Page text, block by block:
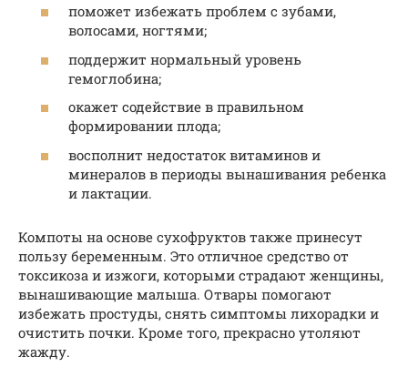
поможет избежать проблем с зубами,
волосами, ногтями;
поддержит нормальный уровень
гемоглобина;
окажет содействие в правильном
формировании плода;
восполнит недостаток витаминов и
минералов в периоды вынашивания ребенка
и лактации.
Компоты на основе сухофруктов также принесут
пользу беременным. Это отличное средство от
токсикоза и изжоги, которыми страдают женщины,
вынашивающие малыша. Отвары помогают
избежать простуды, снять симптомы лихорадки и
очистить почки. Кроме того, прекрасно утоляют
жажду.